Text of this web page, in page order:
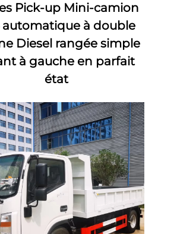
Pick-up Mini-camion
automatique à double
Diesel rangée simple
à gauche en parfait
état